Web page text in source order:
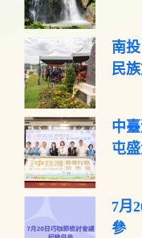
南
民
中
屯
7月
參